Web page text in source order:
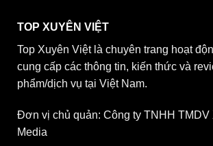
TOP XUYÊN VIỆT
Top Xuyên Việt là chuyên trang hoạt
cung cấp các thông tin, kiến thức và
phẩm/dịch vụ tại Việt Nam.
Đơn vị chủ quản: Công ty TNHH TMDV
Media